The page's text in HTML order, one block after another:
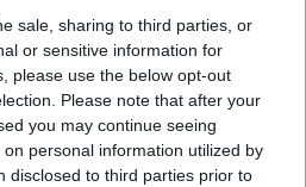
sale, sharing to third parties, or
or sensitive information for
please use the below opt-out
Please note that after your
you may continue seeing
personal information utilized by
disclosed to third parties prior to
„Ki a vesztes? Mi, az utasok!”
– olvasónk véleményezte az
új szolnoki
buszmenetrendet